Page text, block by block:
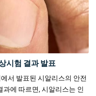
시험 결과 발표
서 발표된 시알리스의 안전
에 따르면, 시알리스는 인